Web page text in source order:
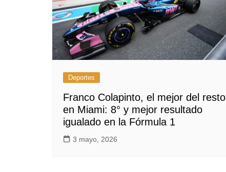
Deportes
Franco Colapinto, el mejor del resto
en Miami: 8° y mejor resultado
igualado en la Fórmula 1
3 mayo, 2026